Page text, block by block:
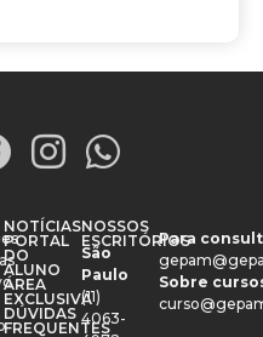
NOTÍCIAS
PORTAL
DO
ALUNO
ÁREA
EXCLUSIVA
DÚVIDAS
FREQUENTES
NOSSOS
ESCRITÓRIOS
São
Paulo
(11)
4063-
Para
Sobre